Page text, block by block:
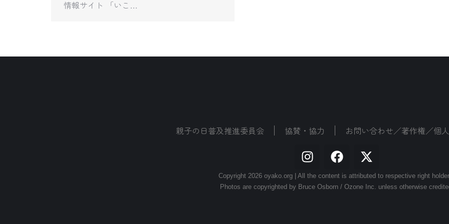
情報サイト 「いこ…
親子の日普及推進委員会 協賛・協力 お問い合わせ／著作権／個
Copyright 2026 oyako.org | All the content is attributed to respective right
Photos are copyrighted by Bruce Osborn / Ozone Inc. unless otherwise